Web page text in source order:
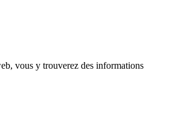
vous y trouverez des informations